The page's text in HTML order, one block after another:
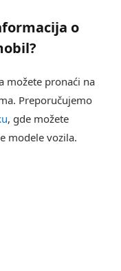
o
možete pronaći na
Preporučujemo
, gde možete
modele vozila.